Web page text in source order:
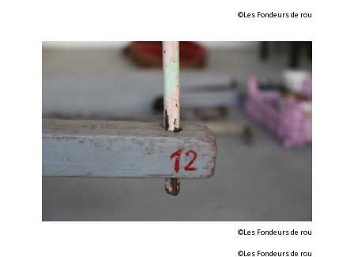
©Les Fondeurs de rou
©Les Fondeurs de rou
©Les Fondeurs de rou